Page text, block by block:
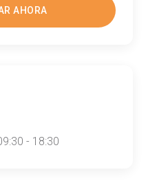
AHORA
- 18:30